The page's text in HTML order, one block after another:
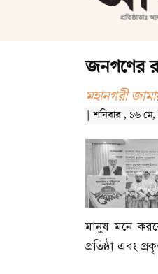
জনগণের
মহানগরী
| শনিবার , ১৬ মে,
মানুষ মনে
প্রতিষ্ঠা এবং